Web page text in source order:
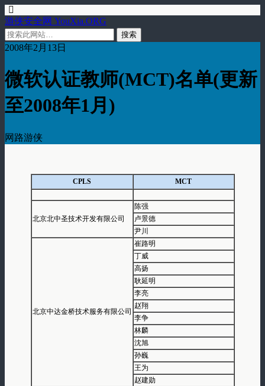
游侠安全网 YouXia.ORG
2008年2月13日
微软认证教师(MCT)名单(更新
至2008年1月)
网路游侠
CPLS MCT
北京北中圣技术开发有限公司
陈强
卢景德
尹川
北京中达金桥技术服务有限公司
崔路明
丁威
高扬
耿延明
李亮
赵翔
李争
林麟
沈旭
孙巍
王为
赵建勋